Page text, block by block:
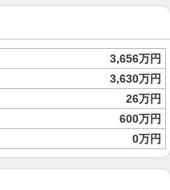
3,656万円
3,630万円
26万円
600万円
0万円